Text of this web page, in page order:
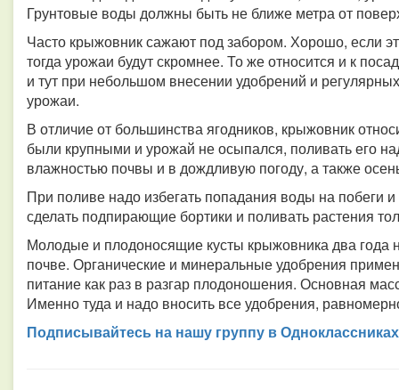
Грунтовые воды должны быть не ближе метра от
Часто крыжовник сажают под забором. Хорошо, если
тогда урожаи будут скромнее. То же относится и к
и тут при небольшом внесении удобрений и
урожаи.
В отличие от большинства ягодников, крыжовник
были крупными и урожай не осыпался, поливать его
влажностью почвы и в дождливую погоду, а также
При поливе надо избегать попадания воды на побеги
сделать подпирающие бортики и поливать растения
Молодые и плодоносящие кусты крыжовника два года
почве. Органические и минеральные удобрения
питание как раз в разгар плодоношения. Основная
Именно туда и надо вносить все удобрения,
Подписывайтесь на нашу группу в Одноклассниках